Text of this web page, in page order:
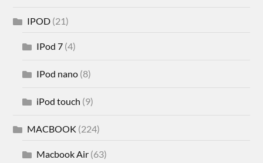
IPOD (21)
IPod 7 (4)
IPod nano (8)
iPod touch (9)
MACBOOK (224)
Macbook Air (63)